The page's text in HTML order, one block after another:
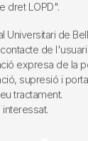
dret LOPD".
Universitari de
de l'usuari
expresa de la
supresió i
tractament.
interessat.